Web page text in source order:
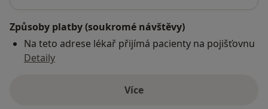
Způsoby platby (soukromé návštěvy)
Na teto adrese lékař přijímá pacienty na pojišťovnu
Detaily
Víceo adrese